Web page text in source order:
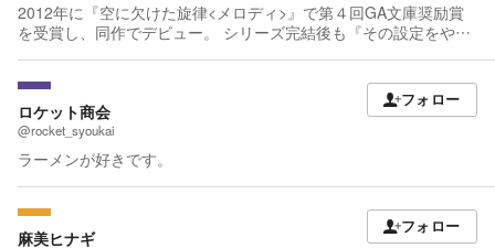
俺ですね。（ツギクルブックス）※コミカライズ ◆多分僕が勇者
だけど彼女が怖いから黙っていようと思う（ファミ通文庫） ◆BL
ゲームの主人公の弟であることに気がつきました（ビーズログ文
庫アリス）※コミカライズ
2012年に『空に欠けた旋律<メロディ>』で第４回GA文庫奨励賞
を受賞し、同作でデビュー。 シリーズ完結後も『その設定をやめ
の原作を担当中。 第一回ドリコムメディア大賞で『月花の少女ア
スラ』が銀賞を受賞。 現在３巻まで刊行済み。 ダッシュエックス
文庫より『万年を生きる平和主義ヴァンパイア、いつの間にか世
界最強に』を刊行。 カクヨムのカドカワBOOKS公式ページにて、
下記作品を連載。 『オートドールは朽ちた世界で夢を見る』
https://kakuyomu.jp/works/4852201425154961396 『滅びゆく妖
魔のための武術入門』
https://kakuyomu.jp/works/1177354054881994480 『ヴァイスリ
ロケット商会
@rocket_syoukai
ラーメンが好きです。
フォロー
麻美ヒナギ
フォロー